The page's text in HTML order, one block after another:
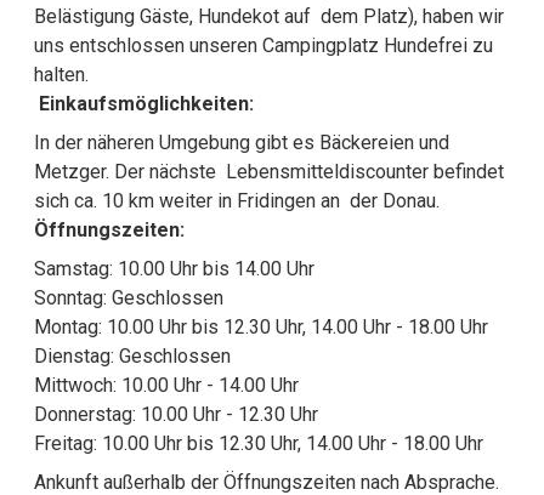
Belästigung Gäste, Hundekot auf dem Platz), haben wir
uns entschlossen unseren Campingplatz Hundefrei zu
halten.
Einkaufsmöglichkeiten:
In der näheren Umgebung gibt es Bäckereien und
Metzger. Der nächste Lebensmitteldiscounter befindet
sich ca. 10 km weiter in Fridingen an der Donau.
Öffnungszeiten:
Samstag: 10.00 Uhr bis 14.00 Uhr
Sonntag: Geschlossen
Montag: 10.00 Uhr bis 12.30 Uhr, 14.00 Uhr - 18.00 Uhr
Dienstag: Geschlossen
Mittwoch: 10.00 Uhr - 14.00 Uhr
Donnerstag: 10.00 Uhr - 12.30 Uhr
Freitag: 10.00 Uhr bis 12.30 Uhr, 14.00 Uhr - 18.00 Uhr
Ankunft außerhalb der Öffnungszeiten nach Absprache.